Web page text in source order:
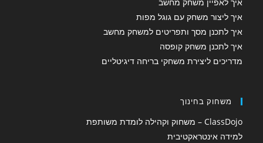
איך ליצור משחק עם גוגל מפות
איך לתכנן מסך ותפריטים למשחק מחשב
איך לתכנן משחק קופסה
מדריכים ליצירת משחקי בריחה דיגיטליים
משחוק בחינוך
ClassDojo – משחוק וקהילה לומדת משותפת
למידה אינטראקטיבית